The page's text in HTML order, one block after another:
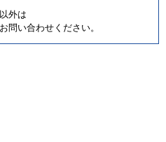
外は
問い合わせください。